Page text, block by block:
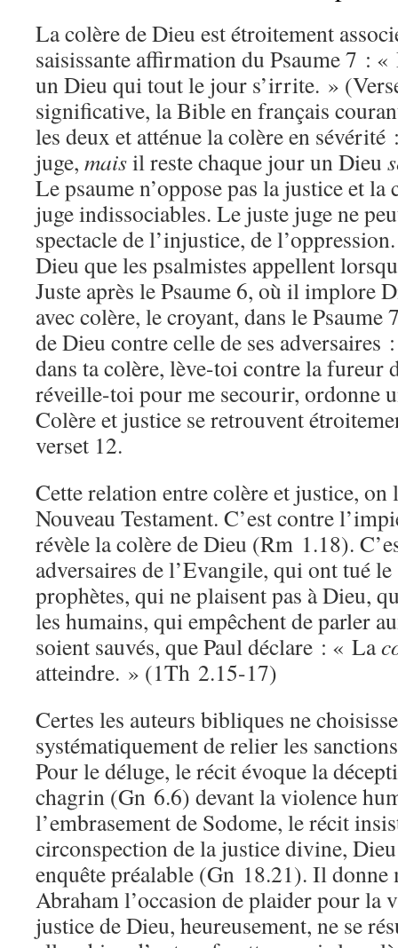
La colère de Dieu est étroitement
saisissante affirmation du Psaume 7 :
un Dieu qui tout le jour s’irrite. »
significative, la Bible en français
les deux et atténue la colère en
juge, maisil reste chaque jour un Dieu
Le psaume n’oppose pas la justice et
juge indissociables. Le juste juge ne
spectacle de l’injustice, de
Dieu que les psalmistes appellent
Juste après le Psaume 6, où il implore
avec colère, le croyant, dans le Psaume
de Dieu contre celle de ses
dans ta colère, lève-toi contre la fureur
réveille-toi pour me secourir, ordonne
Colère et justice se retrouvent
verset 12.
Cette relation entre colère et justice, on
Nouveau Testament. C’est contre
révèle la colère de Dieu (Rm 1.18).
adversaires de l’Evangile, qui ont tué le
prophètes, qui ne plaisent pas à Dieu,
les humains, qui empêchent de parler
soient sauvés, que Paul déclare : « La
atteindre. » (1Th 2.15-17)
Certes les auteurs bibliques ne
systématiquement de relier les
Pour le déluge, le récit évoque la
chagrin (Gn 6.6) devant la violence
l’embrasement de Sodome, le récit
circonspection de la justice divine, Dieu
enquête préalable (Gn 18.21). Il donne
Abraham l’occasion de plaider pour la
justice de Dieu, heureusement, ne se